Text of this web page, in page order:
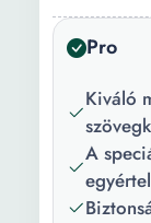
Írás stílus:
Főbb
jellemzők:
Csomag
Pro
Kiváló
A